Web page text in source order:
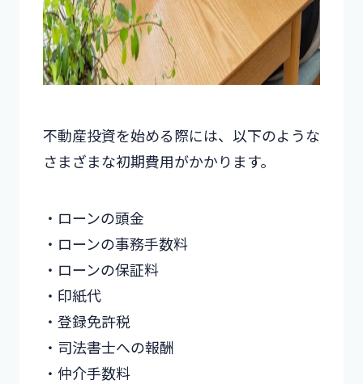
不動産投資を始める際には、以下のような
さまざまな初期費用がかかります。
・ローンの頭金
・ローンの事務手数料
・ローンの保証料
・印紙代
・登録免許税
・司法書士への報酬
・仲介手数料